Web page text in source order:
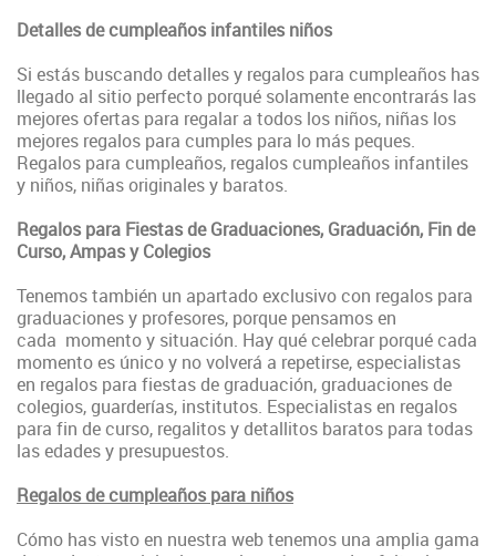
Detalles de cumpleaños infantiles niños
Si estás buscando detalles y regalos para cumpleaños has
llegado al sitio perfecto porqué solamente encontrarás las
mejores ofertas para regalar a todos los niños, niñas los
mejores regalos para cumples para lo más peques.
Regalos para cumpleaños, regalos cumpleaños infantiles
y niños, niñas originales y baratos.
Regalos para Fiestas de Graduaciones, Graduación, Fin de
Curso, Ampas y Colegios
Tenemos también un apartado exclusivo con regalos para
graduaciones y profesores, porque pensamos en
cada momento y situación. Hay qué celebrar porqué cada
momento es único y no volverá a repetirse, especialistas
en regalos para fiestas de graduación, graduaciones de
colegios, guarderías, institutos. Especialistas en regalos
para fin de curso, regalitos y detallitos baratos para todas
las edades y presupuestos.
Regalos de cumpleaños para niños
Cómo has visto en nuestra web tenemos una amplia gama